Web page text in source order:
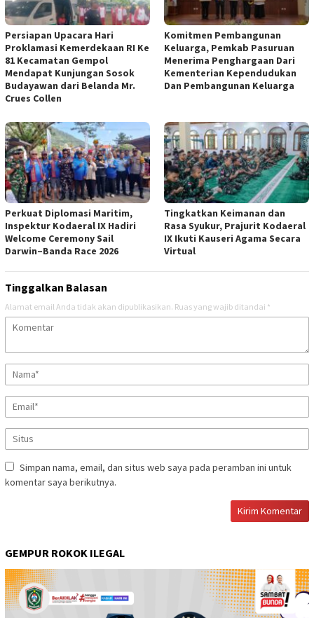
Persiapan Upacara Hari
Proklamasi Kemerdekaan RI Ke
81 Kecamatan Gempol
Mendapat Kunjungan Sosok
Budayawan dari Belanda Mr.
Crues Collen
Komitmen Pembangunan
Keluarga, Pemkab Pasuruan
Menerima Penghargaan Dari
Kementerian Kependudukan
Dan Pembangunan Keluarga
Perkuat Diplomasi Maritim,
Inspektur Kodaeral IX Hadiri
Welcome Ceremony Sail
Darwin–Banda Race 2026
Tingkatkan Keimanan dan
Rasa Syukur, Prajurit Kodaeral
IX Ikuti Kauseri Agama Secara
Virtual
Tinggalkan Balasan
Alamat email Anda tidak akan dipublikasikan. Ruas yang wajib ditandai *
Simpan nama, email, dan situs web saya pada peramban ini untuk
komentar saya berikutnya.
GEMPUR ROKOK ILEGAL